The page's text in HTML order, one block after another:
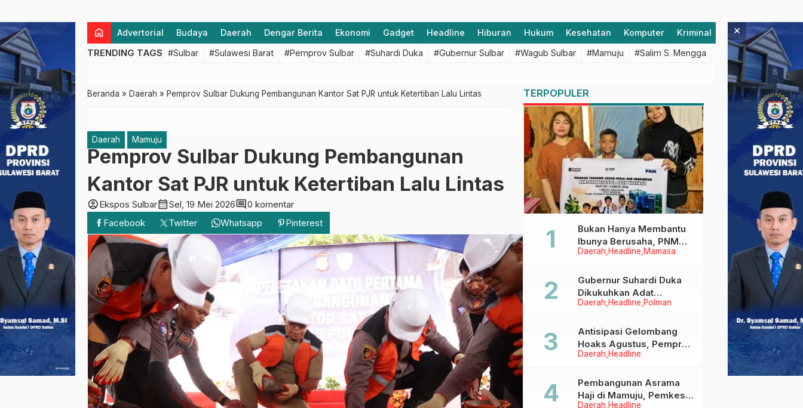
home Advertorial Budaya Daerah Dengar Berita Ekonomi Gadget Headline Hiburan Hukum Kesehatan Komputer Kriminal Lifestyle
TRENDING TAGS #Sulbar #Sulawesi Barat #Pemprov Sulbar #Suhardi Duka #Gubernur Sulbar #Wagub Sulbar #Mamuju #Salim S. Mengga #featured #Polda
Beranda » Daerah » Pemprov Sulbar Dukung Pembangunan Kantor Sat PJR untuk Ketertiban Lalu Lintas
Daerah Mamuju
Pemprov Sulbar Dukung Pembangunan
Kantor Sat PJR untuk Ketertiban Lalu Lintas
account_circleEkspos Sulbarcalendar_monthSel, 19 Mei 2026comment0 komentar
Facebook
Twitter Whatsapp Pinterest
TERPOPULER
Daerah Headline Mamasa
Bukan Hanya Membantu
Ibunya Berusaha, PNM
Juga Menjaga Mimpi
Menggapai Cita-Cita
Daerah Headline Polman
Gubernur Suhardi Duka
Dikukuhkan Adat
Balanipa, Raih Gelar Sulo
Daerah Headline
Antisipasi Gelombang
Hoaks Agustus, Pemprov
Sulbar Ajak Warga Jaga
Daerah Headline
Pembangunan Asrama
Haji di Mamuju, Pemkesra
×